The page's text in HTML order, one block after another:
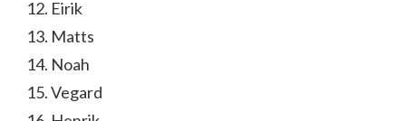
12. Eirik
13. Matts
14. Noah
15. Vegard